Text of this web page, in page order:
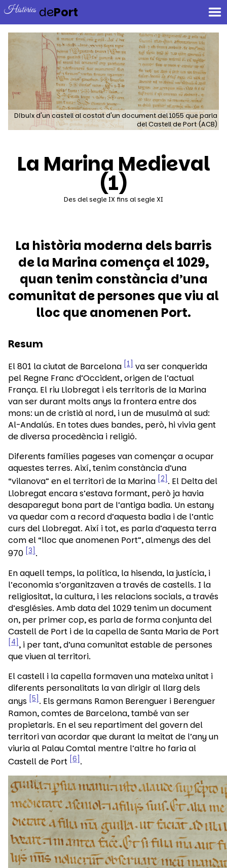
HistòriesdePort
Dibuix d'un castell al costat d'un document del 1055 que parla
del Castell de Port (ACB)
La Marina Medieval
(1)
Des del segle IX fins al segle XI
La història moderna dels barris
de la Marina comença el 1029,
quan tenim constància d’una
comunitat de persones que viu al
lloc que anomenen Port.
Resum
El 801 la ciutat de Barcelona 1 va ser conquerida
pel Regne Franc d’Occident, origen de l’actual
França. El riu Llobregat i els territoris de la Marina
van ser durant molts anys la frontera entre dos
mons: un de cristià al nord, i un de musulmà al sud:
Al-Andalús. En totes dues bandes, però, hi vivia gent
de diversa procedència i religió.
Diferents famílies pageses van començar a ocupar
aquestes terres. Així, tenim constància d’una
“vilanova” en el territori de la Marina 2 . El Delta del
Llobregat encara s’estava formant, però ja havia
desaparegut bona part de l’antiga badia. Un estany
va quedar com a record d’aquesta badia i de l’antic
curs del Llobregat. Així i tot, es parla d’aquesta terra
com el “lloc que anomenen Port”, almenys des del
970 3 .
En aquell temps, la política, la hisenda, la justícia, i
l’economia s’organitzaven a través de castells. I la
religiositat, la cultura, i les relacions socials, a través
d’esglésies. Amb data del 1029 tenim un document
on, per primer cop, es parla de forma conjunta del
Castell de Port i de la capella de Santa Maria de Port
4 , i per tant, d’una comunitat estable de persones
que viuen al territori.
El castell i la capella formaven una mateixa unitat i
diferents personalitats la van dirigir al llarg dels
anys 5 . Els germans Ramon Berenguer i Berenguer
Ramon, comtes de Barcelona, també van ser
propietaris. En el seu repartiment del govern del
territori van acordar que durant la meitat de l’any un
viuria al Palau Comtal mentre l’altre ho faria al
Castell de Port 6 .